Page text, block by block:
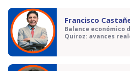
Francisco
Balance económico
Quiroz: avances